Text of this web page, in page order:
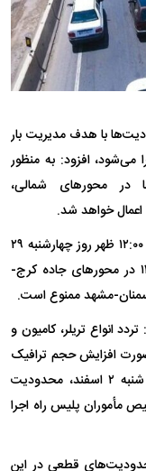
با هدف مدیریت بار
می‌شود، افزود: به منظور
در محورهای شمالی،
خواهد شد.
وی ادامه داد: تردد همه موتورسیکلت‌ها از ساعت ۱۲:۰۰ ظهر روز چهارشنبه ۲۹
بهمن تا ساعت ۸:۰۰ صبح روز شنبه ۲ اسفند ۱۴۰۴ در محورهای جاده کرج-
سمنان-مشهد ممنوع است.
انواع تریلر، کامیون و
افزایش حجم ترافیک
در روزهای چهارشنبه ۲۹ و پنجشنبه ۳۰ بهمن و شنبه ۲ اسفند، محدودیت
مأموران پلیس راه اجرا
قطعی در این